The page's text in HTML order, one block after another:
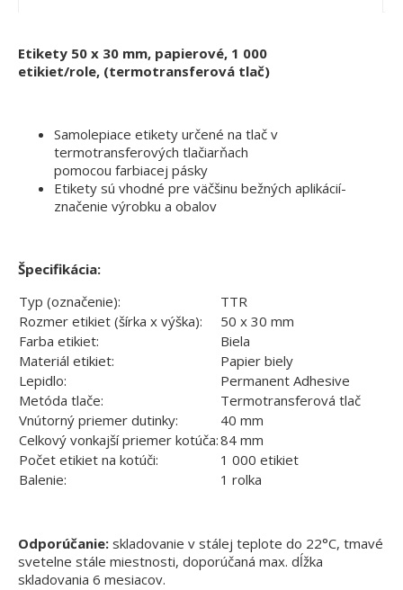
Etikety 50 x 30 mm, papierové, 1 000
etikiet/role, (termotransferová tlač)
Samolepiace etikety určené na tlač v
termotransferových tlačiarňach
pomocou farbiacej pásky
Etikety sú vhodné pre väčšinu bežných aplikácií-
značenie výrobku a obalov
Špecifikácia:
Typ (označenie):
TTR
Rozmer etikiet (šírka x výška):
50 x 30 mm
Farba etikiet:
Biela
Materiál etikiet:
Papier biely
Lepidlo:
Permanent Adhesive
Metóda tlače:
Termotransferová tlač
Vnútorný priemer dutinky:
40 mm
Celkový vonkajší priemer kotúča:84 mm
Počet etikiet na kotúči:
1 000 etikiet
Balenie:
1 rolka
Odporúčanie: skladovanie v stálej teplote do 22°C, tmavé
svetelne stále miestnosti, doporúčaná max. dĺžka
skladovania 6 mesiacov.